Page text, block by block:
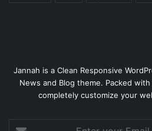
Jannah is a Clean Responsive
News and Blog theme. Packed
completely customize your